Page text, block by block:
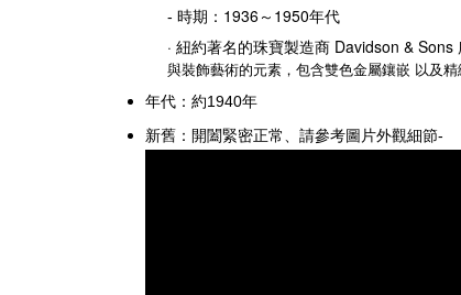
- 時期：1936～1950年代
· 紐約著名的珠寶製造商 Davidson & Sons
與裝飾藝術的元素，包含雙色金屬鑲嵌 以及
年代：約1940年
新舊： 開闔緊密正常、請參考圖片外觀細節-